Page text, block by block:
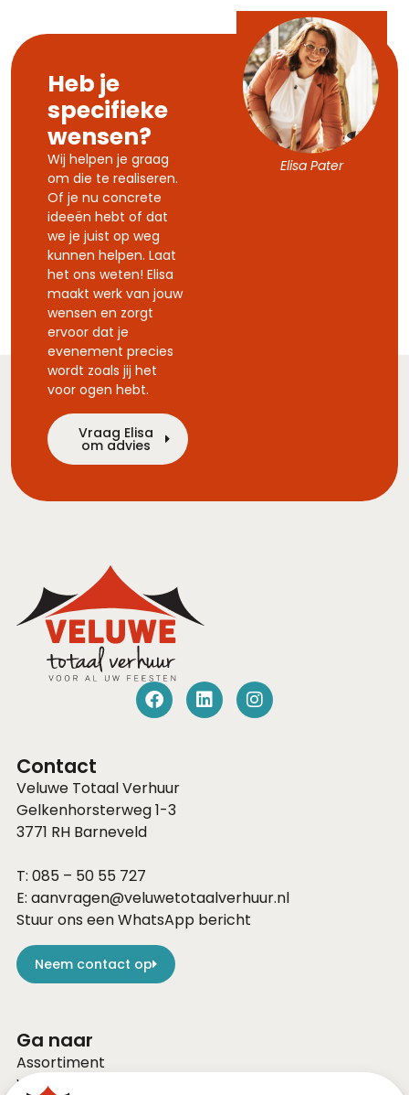
Elisa Pater
Heb je
specifieke
wensen?
Wij helpen je graag
om die te realiseren.
Of je nu concrete
ideeën hebt of dat
we je juist op weg
kunnen helpen. Laat
het ons weten! Elisa
maakt werk van jouw
wensen en zorgt
ervoor dat je
evenement precies
wordt zoals jij het
voor ogen hebt.
Vraag Elisa
om advies
Contact
Veluwe Totaal Verhuur
Gelkenhorsterweg 1-3
3771 RH Barneveld
T: 085 – 50 55 727
E: aanvragen@veluwetotaalverhuur.nl
Stuur ons een WhatsApp bericht
Neem contact op
Ga naar
Assortiment
Voor bedrijven